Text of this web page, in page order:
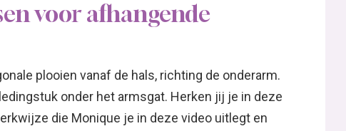
voor afhangende
plooien vanaf de hals, richting de onderarm.
onder het armsgat. Herken jij je in deze
die Monique je in deze video uitlegt en